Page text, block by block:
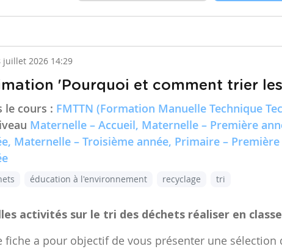
juillet 2026 14:29
'Pourquoi et comment trier
le cours : FMTTN (Formation Manuelle Technique
Maternelle – Accueil, Maternelle – Première
Maternelle – Troisième année, Primaire –
éducation à l'environnement recyclage tri
activités sur le tri des déchets réaliser en
fiche a pour objectif de vous présenter une sélection